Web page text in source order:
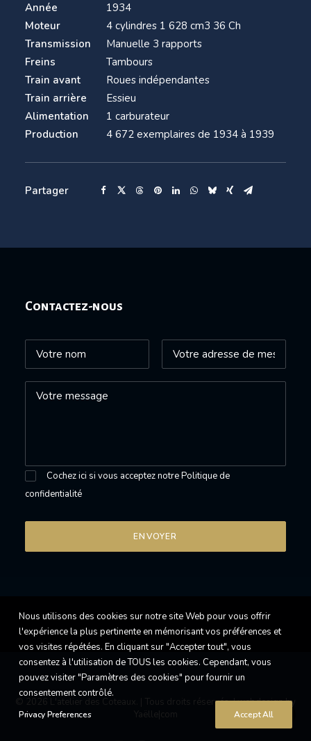
Année
1934
Moteur
4 cylindres 1 628 cm3 36 Ch
Transmission
Manuelle 3 rapports
Freins
Tambours
Train avant
Roues indépendantes
Train arrière
Essieu
Alimentation
1 carburateur
Production
4 672 exemplaires de 1934 à 1939
Partager
Contactez-nous
Cochez ici si vous acceptez notrePolitique de
confidentialité
© 2026 L'atelier des Coteaux. | Tous droits réservés. |webdesign by
Nous utilisons des cookies sur notre site Web pour vous offrir
l'expérience la plus pertinente en mémorisant vos préférences et
vos visites répétées. En cliquant sur "Accepter tout", vous
consentez à l'utilisation de TOUS les cookies. Cependant, vous
pouvez visiter "Paramètres des cookies" pour fournir un
consentement contrôlé.
Privacy Preferences Accept All